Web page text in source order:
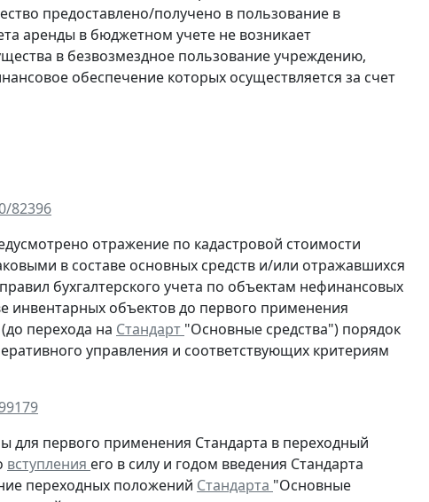
предоставлено/получено в пользование в
аренды в бюджетном учете не возникает
в безвозмездное пользование учреждению,
обеспечение которых осуществляется за счет
82396
отражение по кадастровой стоимости
в составе основных средств и/или отражавшихся
бухгалтерского учета по объектам нефинансовых
инвентарных объектов до первого применения
перехода на Стандарт "Основные средства") порядок
управления и соответствующих критериям
первого применения Стандарта в переходный
вступления его в силу и годом введения Стандарта
переходных положений Стандарта "Основные